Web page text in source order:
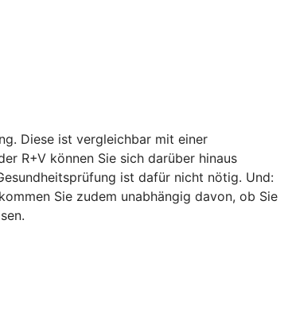
Diese ist vergleichbar mit einer
R+V können Sie sich darüber hinaus
ist dafür nicht nötig. Und:
Sie zudem unabhängig davon, ob Sie